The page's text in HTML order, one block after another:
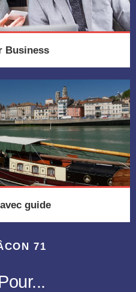
Business
guide
71